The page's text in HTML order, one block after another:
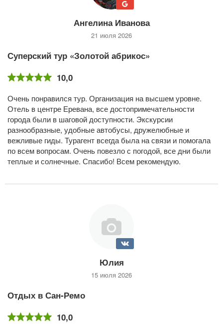
Ангелина Иванова
21 июля 2026
Суперский тур «Золотой абрикос»
10,0
Очень понравился тур. Организация на высшем уровне.
Отель в центре Еревана, все достопримечательности
города были в шаговой доступности. Экскурсии
разнообразные, удобные автобусы, дружелюбные и
вежливые гиды. Турагент всегда была на связи и помогала
по всем вопросам. Очень повезло с погодой, все дни были
теплые и солнечные. Спасибо! Всем рекомендую.
Юлия
15 июля 2026
Отдых в Сан-Ремо
10,0